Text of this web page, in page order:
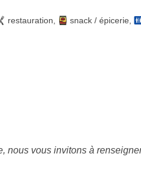
restauration snack / épicerie
nous vous invitons à